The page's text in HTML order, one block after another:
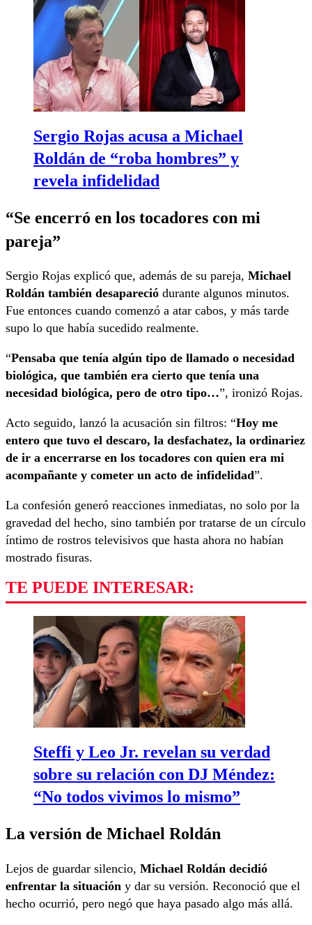
Sergio Rojas acusa a Michael
Roldán de “roba hombres” y
revela infidelidad
“Se encerró en los tocadores con mi
pareja”
Sergio Rojas explicó que, además de su pareja, Michael
Roldán también desapareció durante algunos minutos.
Fue entonces cuando comenzó a atar cabos, y más tarde
supo lo que había sucedido realmente.
“Pensaba que tenía algún tipo de llamado o necesidad
biológica, que también era cierto que tenía una
necesidad biológica, pero de otro tipo…”, ironizó Rojas.
Acto seguido, lanzó la acusación sin filtros: “Hoy me
entero que tuvo el descaro, la desfachatez, la ordinariez
de ir a encerrarse en los tocadores con quien era mi
acompañante y cometer un acto de infidelidad”.
La confesión generó reacciones inmediatas, no solo por la
gravedad del hecho, sino también por tratarse de un círculo
íntimo de rostros televisivos que hasta ahora no habían
mostrado fisuras.
TE PUEDE INTERESAR:
Steffi y Leo Jr. revelan su verdad
sobre su relación con DJ Méndez:
“No todos vivimos lo mismo”
La versión de Michael Roldán
Lejos de guardar silencio, Michael Roldán decidió
enfrentar la situación y dar su versión. Reconoció que el
hecho ocurrió, pero negó que haya pasado algo más allá.